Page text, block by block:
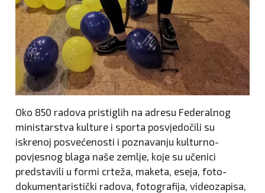
Oko 850 radova pristiglih na adresu Federalnog
ministarstva kulture i sporta posvjedočili su
iskrenoj posvećenosti i poznavanju kulturno-
povjesnog blaga naše zemlje, koje su učenici
predstavili u formi crteža, maketa, eseja, foto-
dokumentaristički radova, fotografija, videozapisa,